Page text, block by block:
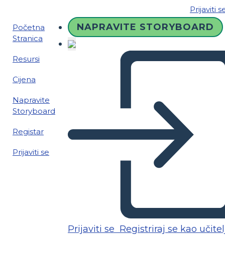
Prijaviti
Početna
Stranica
Resursi
Cijena
Napravite
Storyboard
Registar
Prijaviti se
NAPRAVITE STORYBOARD
Prijaviti se Registriraj se kao